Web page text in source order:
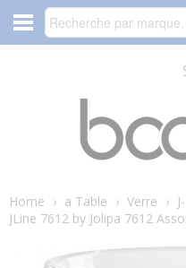
Home › a Table › Verre ›
JLine 7612 by Jolipa 7612